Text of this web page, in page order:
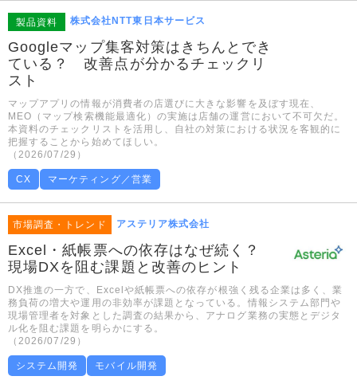
製品資料 株式会社NTT東日本サービス
Googleマップ集客対策はきちんとでき
ている？ 改善点が分かるチェックリ
スト
マップアプリの情報が消費者の店選びに大きな影響を及ぼす現在、
MEO（マップ検索機能最適化）の実施は店舗の運営において不可欠だ。
本資料のチェックリストを活用し、自社の対策における状況を客観的に
把握することから始めてほしい。
（2026/07/29）
CX マーケティング／営業
市場調査・トレンド アステリア株式会社
Excel・紙帳票への依存はなぜ続く？
現場DXを阻む課題と改善のヒント
DX推進の一方で、Excelや紙帳票への依存が根強く残る企業は多く、業
務負荷の増大や運用の非効率が課題となっている。情報システム部門や
現場管理者を対象とした調査の結果から、アナログ業務の実態とデジタ
ル化を阻む課題を明らかにする。
（2026/07/29）
システム開発 モバイル開発